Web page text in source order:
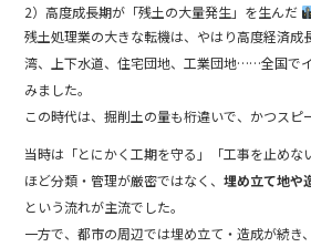
2）高度成長期が「残土の大量発生」を生んだ
残土処理業の大きな転機は、やはり高度経済成
湾、上下水道、住宅団地、工業団地……全国で
みました。
この時代は、掘削土の量も桁違いで、かつスピ
当時は「とにかく工期を守る」「工事を止めな
ほど分類・管理が厳密ではなく、埋め立て地や
という流れが主流でした。
一方で、都市の周辺では埋め立て・造成が続き